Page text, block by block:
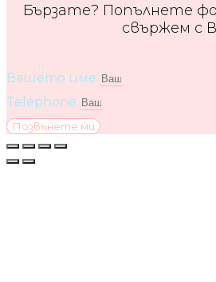
Бързате? Попълнете
свържем с
Вашето име
Telephone
Позвънете ми